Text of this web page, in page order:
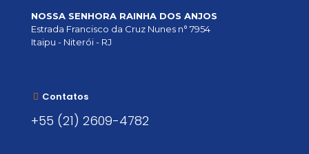
NOSSA SENHORA RAINHA DOS ANJOS
Estrada Francisco da Cruz Nunes n° 7954
Itaipu - Niterói - RJ
Contatos
+55 (21) 2609-4782